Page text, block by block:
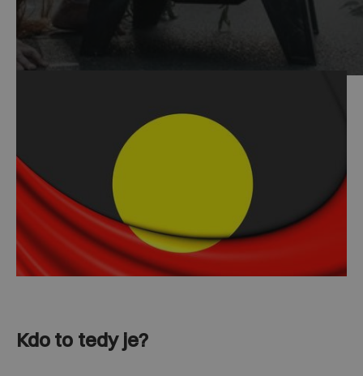
50 000 let. Dnes tvoří 3% obyvatelstva Austrálie.
Kdo to tedy je?